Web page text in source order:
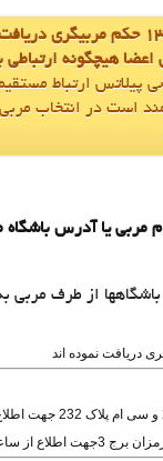
هیچگونه ارتباطی
پيلاتس ارتباط
است در انتخاب
مربي يا آدرس باشگاه
از طرف مربي به موسسه
تماس بگیریدتلفن 88371174